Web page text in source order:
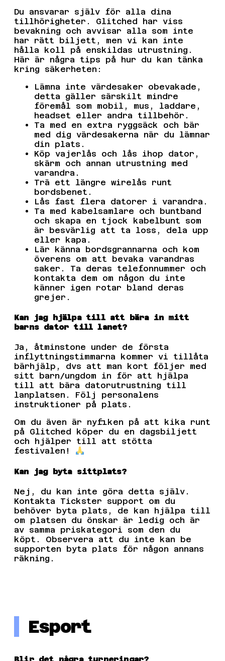
Du ansvarar själv för alla dina
tillhörigheter. Glitched har viss
bevakning och avvisar alla som inte
har rätt biljett, men vi kan inte
hålla koll på enskildas utrustning.
Här är några tips på hur du kan tänka
kring säkerheten:
Lämna inte värdesaker obevakade,
detta gäller särskilt mindre
föremål som mobil, mus, laddare,
headset eller andra tillbehör.
Ta med en extra ryggsäck och bär
med dig värdesakerna när du lämnar
din plats.
Köp vajerlås och lås ihop dator,
skärm och annan utrustning med
varandra.
Trä ett längre wirelås runt
bordsbenet.
Lås fast flera datorer i varandra.
Ta med kabelsamlare och buntband
och skapa en tjock kabelbunt som
är besvärlig att ta loss, dela upp
eller kapa.
Lär känna bordsgrannarna och kom
överens om att bevaka varandras
saker. Ta deras telefonnummer och
kontakta dem om någon du inte
känner igen rotar bland deras
grejer.
Kan jag hjälpa till att bära in mitt
barns dator till lanet?
Ja, åtminstone under de första
inflyttningstimmarna kommer vi tillåta
bärhjälp, dvs att man kort följer med
sitt barn/ungdom in för att hjälpa
till att bära datorutrustning till
lanplatsen. Följ personalens
instruktioner på plats.
Om du även är nyfiken på att kika runt
på Glitched köper du en dagsbiljett
och hjälper till att stötta
festivalen!
Kan jag byta sittplats?
Nej, du kan inte göra detta själv.
Kontakta Tickster support om du
behöver byta plats, de kan hjälpa till
om platsen du önskar är ledig och är
av samma priskategori som den du
köpt. Observera att du inte kan be
supporten byta plats för någon annans
räkning.
Esport
Blir det några turneringar?